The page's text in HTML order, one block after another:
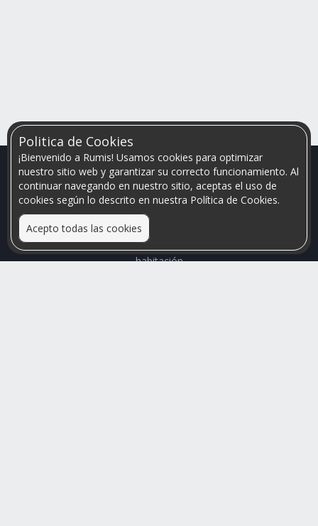
Politica de Cookies
¡Bienvenido a Rumis! Usamos cookies para optimizar
nuestro sitio web y garantizar su correcto funcionamiento. Al
continuar navegando en nuestro sitio, aceptas el uso de
cookies según lo descrito en nuestra Política de Cookies.
Acepto todas las cookies
Relacionamos personas que arriendan con las que buscan una
habitación